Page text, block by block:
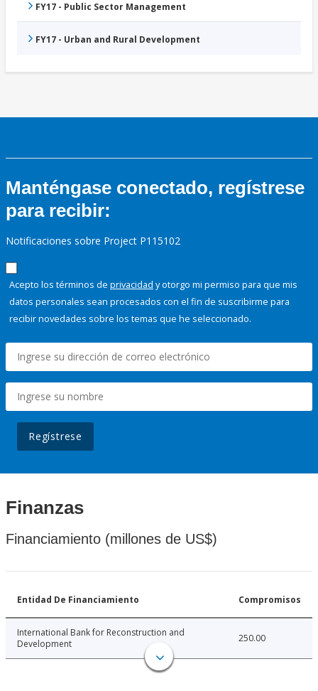
FY17 - Public Sector Management
FY17 - Urban and Rural Development
Manténgase conectado, regístrese
para recibir:
Notificaciones sobre Project P115102
Acepto los términos de privacidad y otorgo mi permiso para que mis
datos personales sean procesados con el fin de suscribirme para
recibir novedades sobre los temas que he seleccionado.
Regístrese
Finanzas
Financiamiento (millones de US$)
Entidad De Financiamiento Compromisos
International Bank for Reconstruction and
Development
250.00